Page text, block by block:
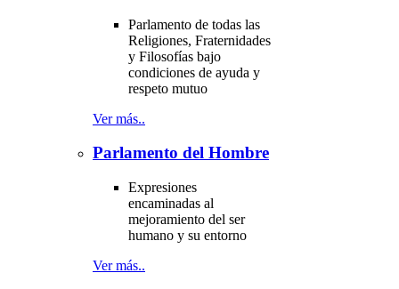
Parlamento de todas las
Religiones, Fraternidades
y Filosofías bajo
condiciones de ayuda y
respeto mutuo
Ver más..
Parlamento del Hombre
Expresiones
encaminadas al
mejoramiento del ser
humano y su entorno
Ver más..